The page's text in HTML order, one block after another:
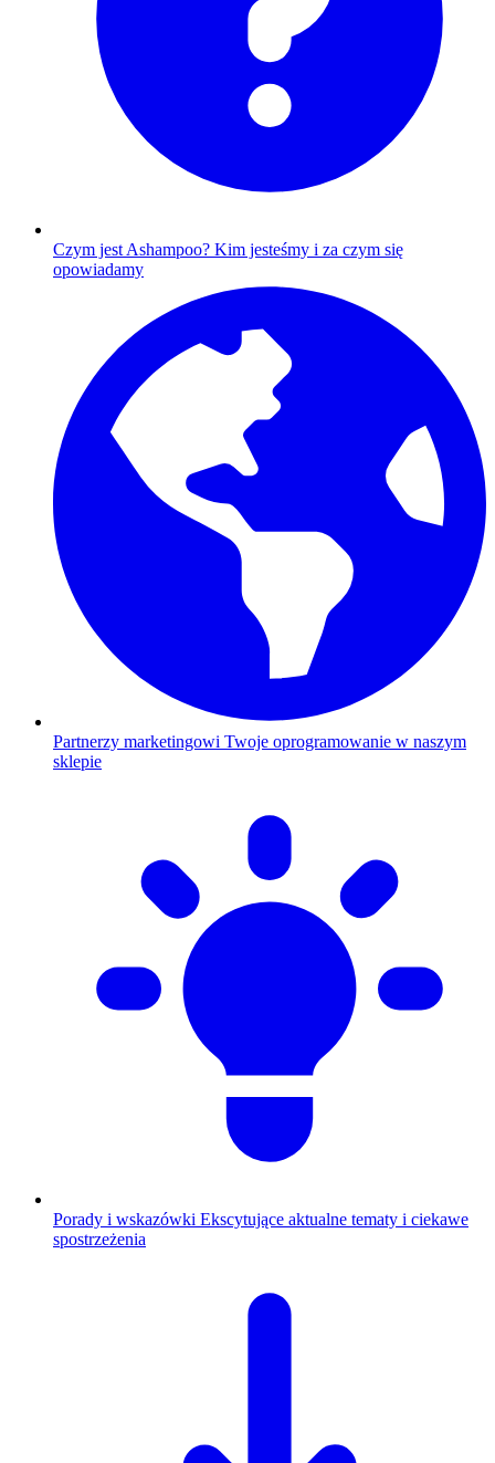
Czym jest Ashampoo? Kim jesteśmy i za czym się
opowiadamy
Partnerzy marketingowi Twoje oprogramowanie w naszym
sklepie
Porady i wskazówki Ekscytujące aktualne tematy i ciekawe
spostrzeżenia